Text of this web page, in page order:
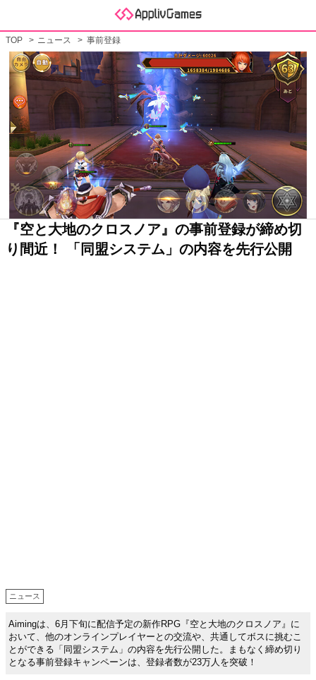
TOP ニュース 事前登録
『空と大地のクロスノア』の事前登録が締め切
り間近！ 「同盟システム」の内容を先行公開
ニュース
Aimingは、6月下旬に配信予定の新作RPG『空と大地のクロスノア』に
おいて、他のオンラインプレイヤーとの交流や、共通してボスに挑むこ
とができる「同盟システム」の内容を先行公開した。まもなく締め切り
となる事前登録キャンペーンは、登録者数が23万人を突破！